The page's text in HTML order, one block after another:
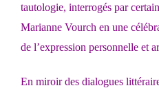
tautologie, interrogés par
Marianne Vourch en une
de l’expression personnelle et
En miroir des dialogues